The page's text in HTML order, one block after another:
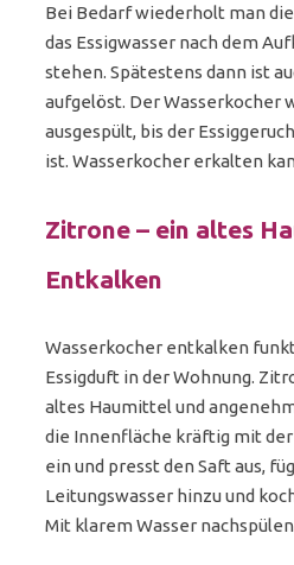
Bei Bedarf wiederholt man
das Essigwasser nach dem
stehen. Spätestens dann ist
aufgelöst. Der Wasserkocher
ausgespült, bis der
ist. Wasserkocher erkalten
Zitrone – ein altes
Entkalken
Wasserkocher entkalken
Essigduft in der Wohnung.
altes Haumittel und
die Innenfläche kräftig mit
ein und presst den Saft aus,
Leitungswasser hinzu und
Mit klarem Wasser